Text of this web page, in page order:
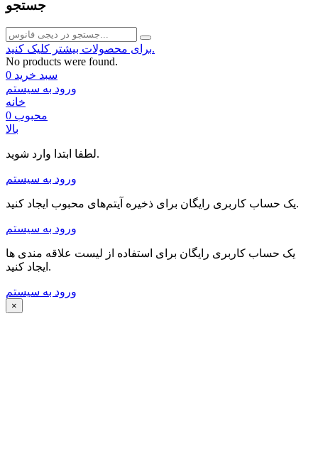
جستجو
برای محصولات بیشتر کلیک کنید.
No products were found.
سبد خرید 0
ورود به سیستم
خانه
محبوب 0
بالا
لطفا ابتدا وارد شوید.
ورود به سیستم
یک حساب کاربری رایگان برای ذخیره آیتم‌های محبوب ایجاد کنید.
ورود به سیستم
یک حساب کاربری رایگان برای استفاده از لیست علاقه مندی ها
ایجاد کنید.
ورود به سیستم
×